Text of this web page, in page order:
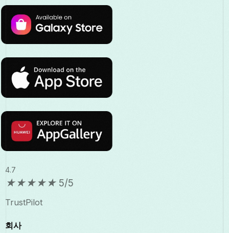
4.7
★★★★★ 5/5
TrustPilot
회사